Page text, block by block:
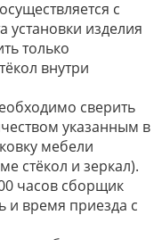
с
установки изделия
только
внутри
сверить
указанным в
мебели
стёкол и зеркал).
часов сборщик
и время приезда с